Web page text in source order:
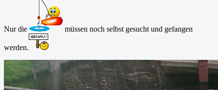
Nur die müssen noch selbst gesucht und gefangen
werden.